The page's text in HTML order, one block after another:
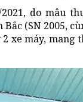
do mâu
(SN 2005,
xe máy,